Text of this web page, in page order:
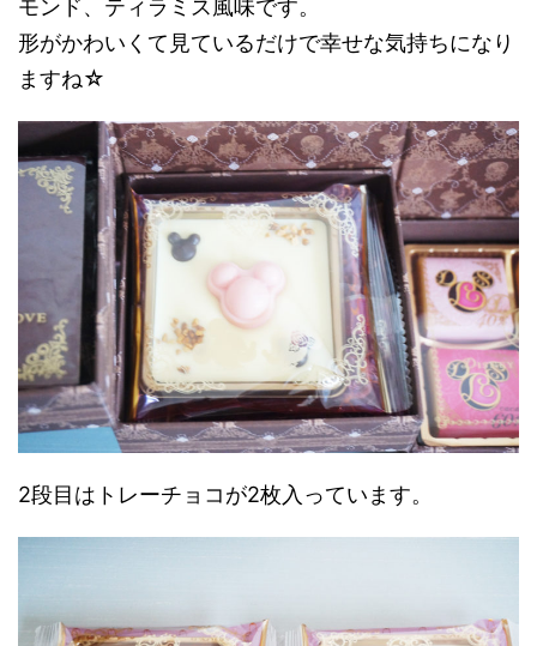
モンド、ティラミス風味です。
形がかわいくて見ているだけで幸せな気持ちになり
ますね☆
2段目はトレーチョコが2枚入っています。